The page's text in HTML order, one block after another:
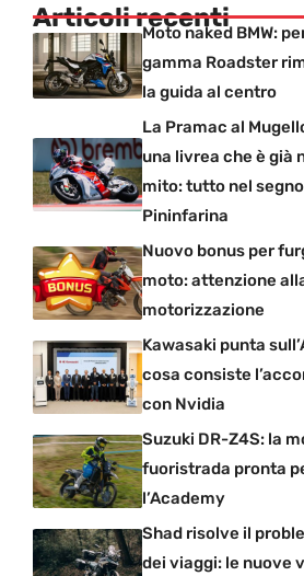
Articoli recenti
Moto naked BMW:
gamma Roadster
la guida al centro
La Pramac al
una livrea che è già
mito: tutto nel
Pininfarina
Nuovo bonus per
moto: attenzione
motorizzazione
Kawasaki punta
cosa consiste
con Nvidia
Suzuki DR-Z4S: la
fuoristrada pronta
l’Academy
Shad risolve il
dei viaggi: le nuove